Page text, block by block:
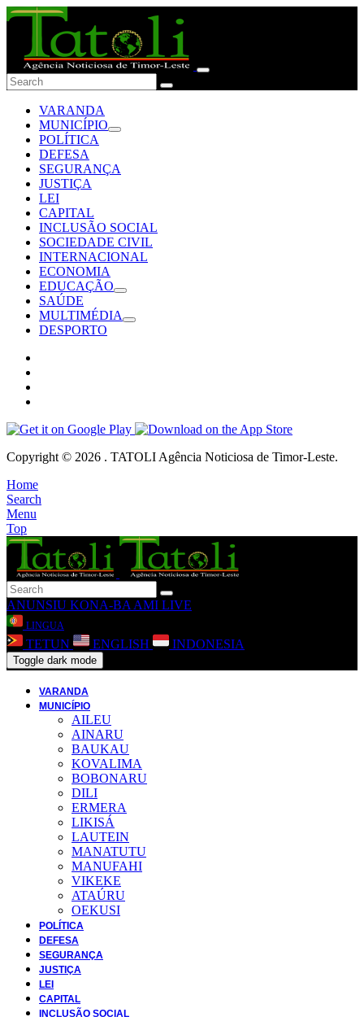
VARANDA
MUNICÍPIO
POLÍTICA
DEFESA
SEGURANÇA
JUSTIÇA
LEI
CAPITAL
INCLUSÃO SOCIAL
SOCIEDADE CIVIL
INTERNACIONAL
ECONOMIA
EDUCAÇÃO
SAÚDE
MULTIMÉDIA
DESPORTO
Copyright © 2026 . TATOLI Agência Noticiosa de Timor-Leste.
Home
Search
Menu
Top
ANUNSIU KONA-BA AMI LIVE
LINGUA
TETUN ENGLISH INDONESIA
Toggle dark mode
VARANDA
MUNICÍPIO
AILEU
AINARU
BAUKAU
KOVALIMA
BOBONARU
DILI
ERMERA
LIKISÁ
LAUTEIN
MANATUTU
MANUFAHI
VIKEKE
ATAÚRU
OEKUSI
POLÍTICA
DEFESA
SEGURANÇA
JUSTIÇA
LEI
CAPITAL
INCLUSÃO SOCIAL